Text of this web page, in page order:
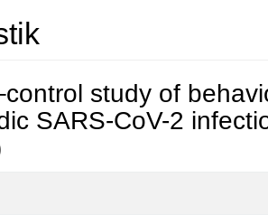
study of
SARS-CoV-2